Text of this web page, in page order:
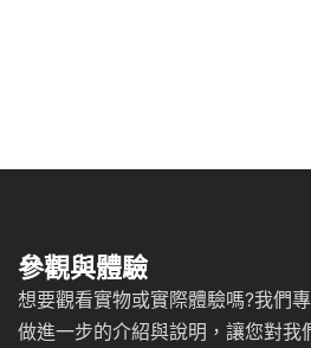
參觀與體驗
想要觀看實物或實際體驗嗎?我們
做進一步的介紹與說明，讓您對我